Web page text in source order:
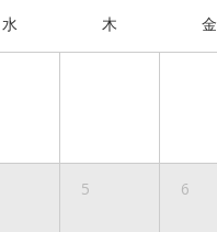
水 木 金
5 6